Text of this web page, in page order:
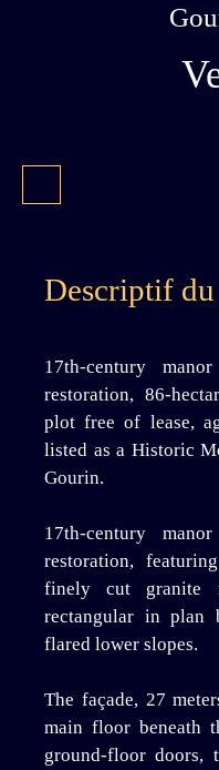
Descriptif du
17th-century
restoration, 86-
plot free of lease,
listed as a Historic
Gourin.
17th-century
restoration,
finely cut granite
rectangular in plan
flared lower slopes.
The façade, 27
main floor beneath
ground-floor doors,